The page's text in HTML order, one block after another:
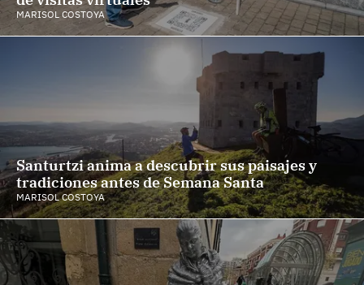
MARISOL COSTOYA
Santurtzi anima a descubrir sus paisajes y
tradiciones antes de Semana Santa
MARISOL COSTOYA